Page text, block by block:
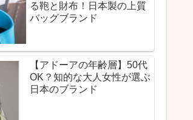
る鞄と財布！日本製の上質
バッグブランド
【アドーアの年齢層】50代
OK？知的な大人女性が選ぶ
日本のブランド